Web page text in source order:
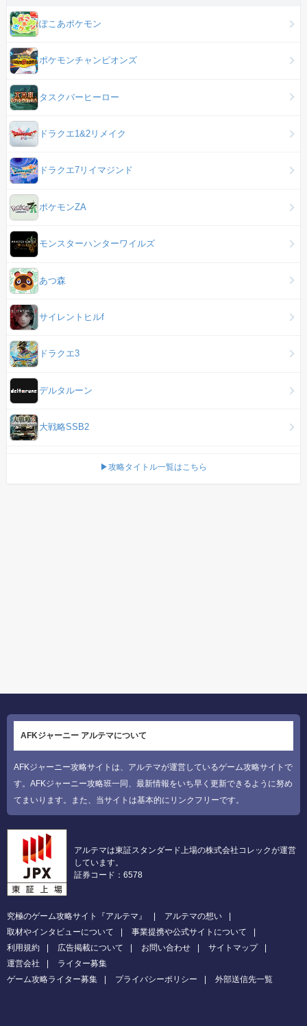
ぽこあポケモン
ポケモンチャンピオンズ
タスクバーヒーロー
ドラクエ1&2リメイク
ドラクエ7リイマジンド
ポケモンZA
モンスターハンターワイルズ
あつ森
サイレントヒルf
ドラクエ3
デルタルーン
大戦略SSB2
▶攻略タイトル一覧はこちら
AFKジャーニー アルテマについて
AFKジャーニー攻略サイトは、アルテマが運営しているゲーム攻略サイトで
す。AFKジャーニー攻略班一同、最新情報をいち早く更新できるように努め
てまいります。また、当サイトは基本的にリンクフリーです。
アルテマは東証スタンダード上場の株式会社コレックが運営
しています。
証券コード：6578
究極のゲーム攻略サイト『アルテマ』
アルテマの想い
取材やインタビューについて
事業提携や公式サイトについて
利用規約
広告掲載について お問い合わせ
サイトマップ
運営会社
ライター募集
ゲーム攻略ライター募集
プライバシーポリシー 外部送信先一覧